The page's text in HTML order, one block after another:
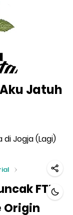
Jatuh
di Jogja (Lagi)
FTIR